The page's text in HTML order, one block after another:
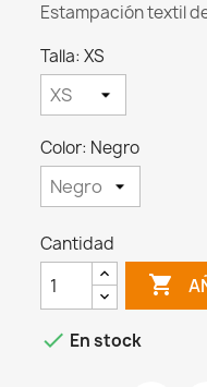
Estampación textil
Talla: XS
Color: Negro
Cantidad

 En stock